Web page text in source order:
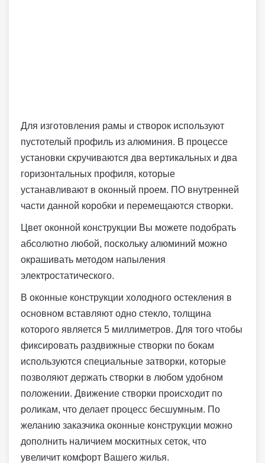
Для изготовления рамы и створок используют
пустотелый профиль из алюминия. В процессе
установки скручиваются два вертикальных и два
горизонтальных профиля, которые
устанавливают в оконный проем. ПО внутренней
части данной коробки и перемещаются створки.
Цвет оконной конструкции Вы можете подобрать
абсолютно любой, поскольку алюминий можно
окрашивать методом напыления
электростатического.
В оконные конструкции холодного остекления в
основном вставляют одно стекло, толщина
которого является 5 миллиметров. Для того чтобы
фиксировать раздвижные створки по бокам
используются специальные затворки, которые
позволяют держать створки в любом удобном
положении. Движение створки происходит по
роликам, что делает процесс бесшумным. По
желанию заказчика оконные конструкции можно
дополнить наличием москитных сеток, что
увеличит комфорт Вашего жилья.